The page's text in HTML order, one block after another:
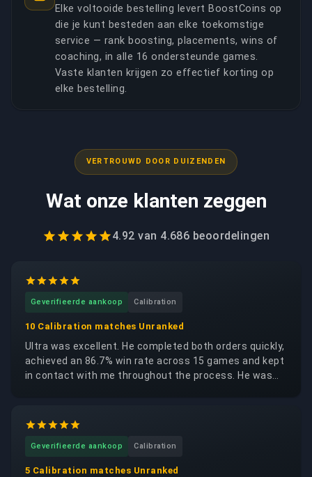
Elke voltooide bestelling levert BoostCoins op
die je kunt besteden aan elke toekomstige
service — rank boosting, placements, wins of
coaching, in alle 16 ondersteunde games.
Vaste klanten krijgen zo effectief korting op
elke bestelling.
VERTROUWD DOOR DUIZENDEN
Wat onze klanten zeggen
4.92van 4.686 beoordelingen
Geverifieerde aankoop Calibration
10 Calibration matches Unranked
Ultra was excellent. He completed both orders quickly,
achieved an 86.7% win rate across 15 games and kept
in contact with me throughout the process. He was
Geverifieerde aankoop Calibration
5 Calibration matches Unranked